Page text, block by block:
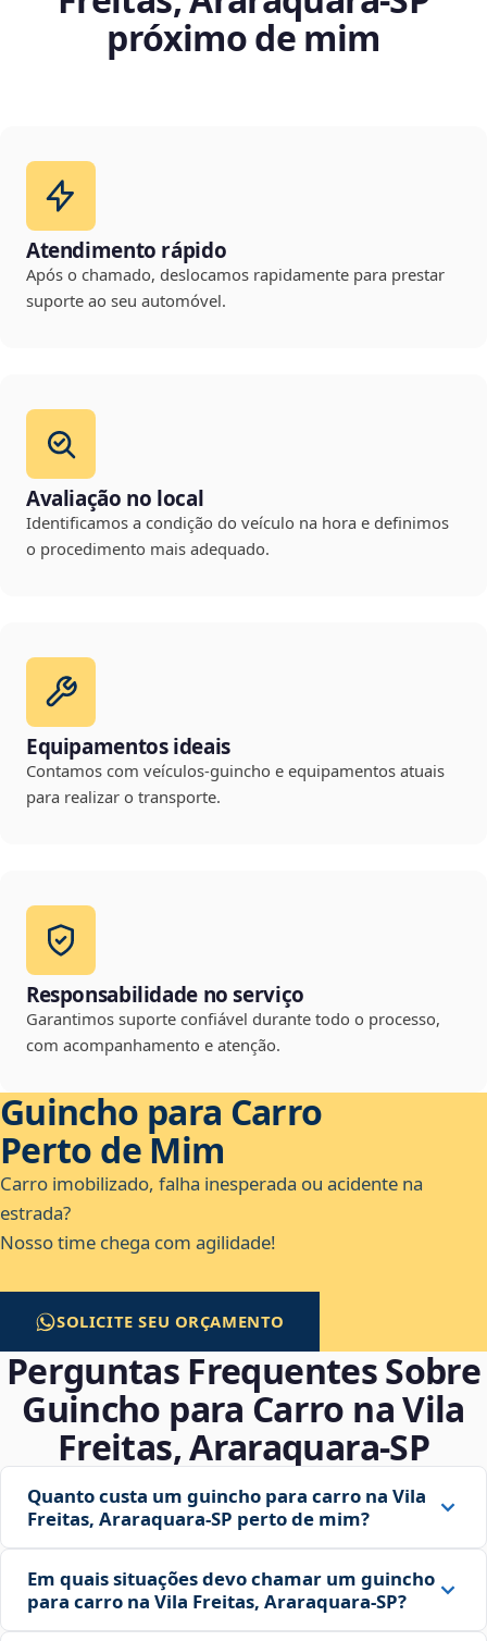
próximo de mim
Atendimento rápido
Após o chamado, deslocamos rapidamente para prestar
suporte ao seu automóvel.
Avaliação no local
Identificamos a condição do veículo na hora e definimos
o procedimento mais adequado.
Equipamentos ideais
Contamos com veículos-guincho e equipamentos atuais
para realizar o transporte.
Responsabilidade no serviço
Garantimos suporte confiável durante todo o processo,
com acompanhamento e atenção.
Guincho para Carro
Perto de Mim
Carro imobilizado, falha inesperada ou acidente na
estrada?
Nosso time chega com agilidade!
SOLICITE SEU ORÇAMENTO
Perguntas Frequentes Sobre
Guincho para Carro na Vila
Freitas, Araraquara‑SP
Quanto custa um guincho para carro na Vila
Freitas, Araraquara‑SP perto de mim?
Em quais situações devo chamar um guincho
para carro na Vila Freitas, Araraquara‑SP?